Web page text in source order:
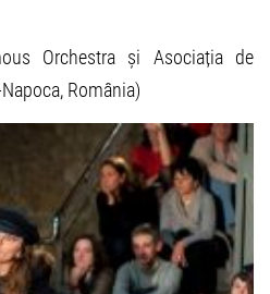
Orchestra și Asociația de
România)